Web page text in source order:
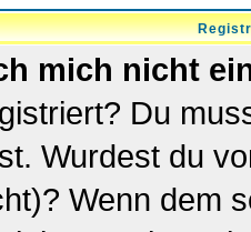
mich nicht
Du
Wurdest du
Wenn dem